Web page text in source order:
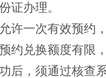
证办理。
许一次有效预约
约兑换额度有限
后，须通过核查